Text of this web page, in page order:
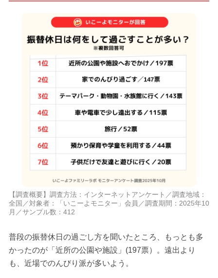
【調査概要】調査方法：インターネットアンケート／調査地域：
全国／対象者：「いこーよモニター」会員／調査期間：2025年10
月／サンプル数：412
普段の振替休日の過ごし方を聞いたところ、もっとも多
かったのが「近所の公園や施設」(197票）。遠出より
も、近場でのんびり派が多いよう。